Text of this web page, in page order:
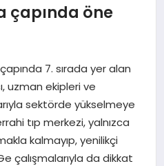
çapında öne
7. sırada yer alan
uzman ekipleri ve
sektörde yükselmeye
tıp merkezi, yalnızca
kalmayıp, yenilikçi
çalışmalarıyla da dikkat